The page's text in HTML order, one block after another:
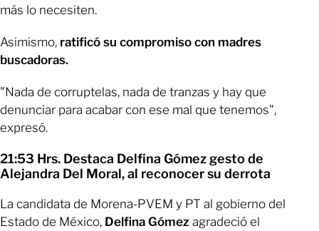
más lo necesiten.
Asimismo, ratificó su compromiso con madres
buscadoras.
"Nada de corruptelas, nada de tranzas y hay que
denunciar para acabar con ese mal que tenemos",
expresó.
21:53 Hrs. Destaca Delfina Gómez gesto de
Alejandra Del Moral, al reconocer su derrota
La candidata de Morena-PVEM y PT al gobierno del
Estado de México, Delfina Gómez agradeció el